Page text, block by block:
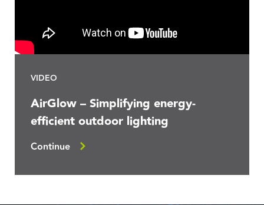
VIDEO
AirGlow – Simplifying energy-
efficient outdoor lighting
Continue